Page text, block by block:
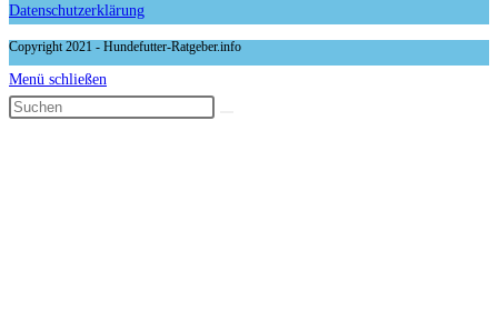
Datenschutzerklärung
Copyright 2021 - Hundefutter-Ratgeber.info
Menü schließen